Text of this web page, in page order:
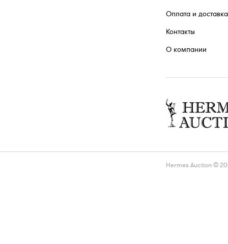
Оплата и доставка
Контакты
О компании
Hermes Auction ©